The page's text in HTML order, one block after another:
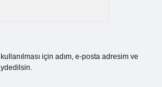
için adım, e-posta adresim ve